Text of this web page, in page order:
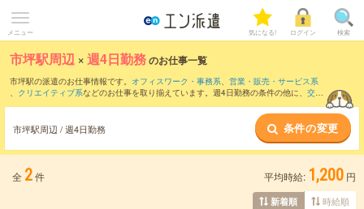
メニュー 気になる! ログイン 検索
市坪駅周辺 ×週4日勤務のお仕事一覧
市坪駅の派遣のお仕事情報です。 オフィスワーク・事務系、 営業・販売・サービス系
、 クリエイティブ系などのお仕事を取り揃えています。週4日勤務の条件の他に、 交通
市坪駅周辺 / 週4日勤務 条件の変更
全 2件 平均時給: 1,200 円
新着順 時給順